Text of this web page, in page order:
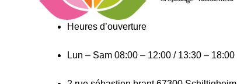
Heures d’ouverture​
Lun – Sam 08:00 – 12:00 / 13:30 – 18:00